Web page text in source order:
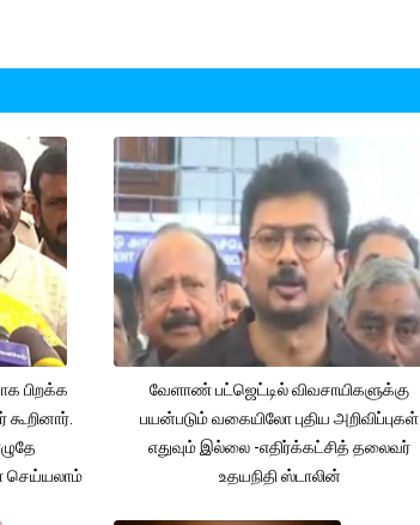
பிறக்க
செய்யலாம்
வேளாண் பட்ஜெட்டில் விவசாயிகளுக்கு
பயன்படும் வகையிலோ புதிய அறிவிப்புகள்
எதுவும் இல்லை -எதிர்க்கட்சித் தலைவர்
உதயநிதி ஸ்டாலின்